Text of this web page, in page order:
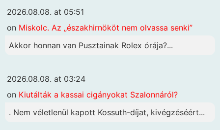
2026.08.08. at 05:51
on Miskolc. Az „északhirnököt nem olvassa senki”
Akkor honnan van Pusztainak Rolex órája?...
2026.08.08. at 03:24
on Kiutálták a kassai cigányokat Szalonnáról?
. Nem véletlenül kapott Kossuth-díjat, kivégzéséért...